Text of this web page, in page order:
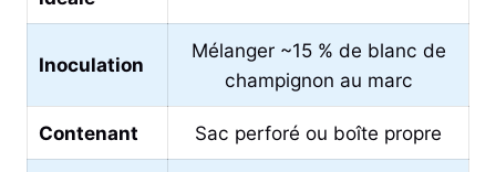
Inoculation
Mélanger ~15 % de blanc de
champignon au marc
Contenant Sac perforé ou boîte propre